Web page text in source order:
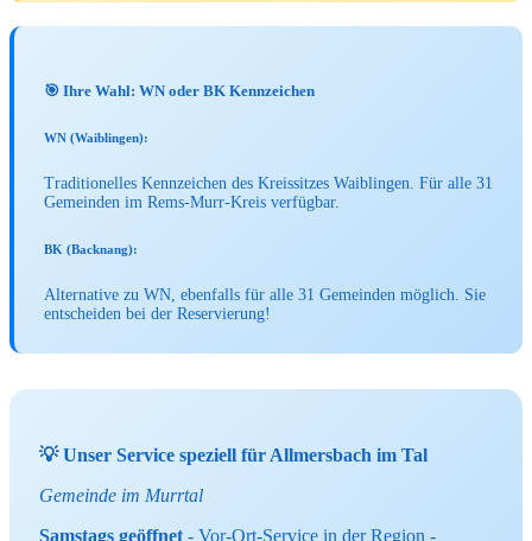
🎯 Ihre Wahl: WN oder BK Kennzeichen
WN (Waiblingen):
Traditionelles Kennzeichen des Kreissitzes Waiblingen. Für alle 31
Gemeinden im Rems-Murr-Kreis verfügbar.
BK (Backnang):
Alternative zu WN, ebenfalls für alle 31 Gemeinden möglich. Sie
entscheiden bei der Reservierung!
💡 Unser Service speziell für Allmersbach im Tal
Gemeinde im Murrtal
Samstags geöffnet - Vor-Ort-Service in der Region -